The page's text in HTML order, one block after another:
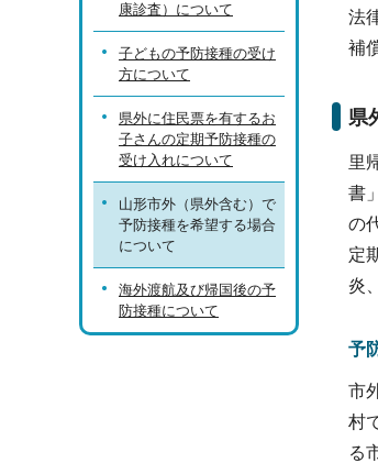
法
補
県
里
書
の
定
炎
予
市
村
る
康診査）について
子どもの予防接種の受け
方について
県外に住民票を有するお
子さんの定期予防接種の
受け入れについて
山形市外（県外含む）で
予防接種を希望する場合
について
海外渡航及び帰国後の予
防接種について